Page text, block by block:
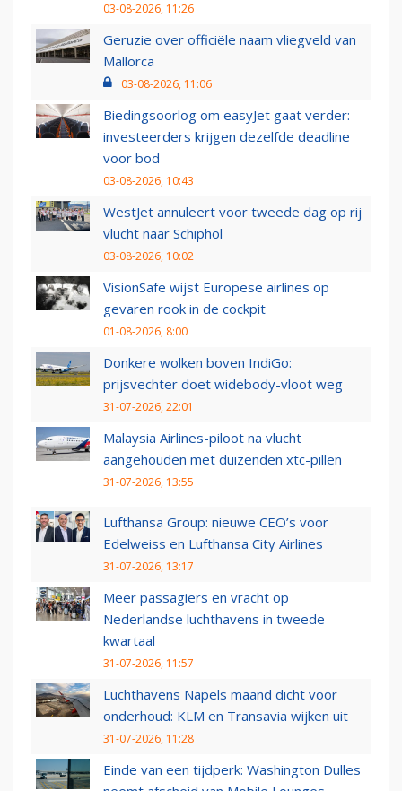
03-08-2026, 11:26
Geruzie over officiële naam vliegveld van
Mallorca
03-08-2026, 11:06
Biedingsoorlog om easyJet gaat verder:
investeerders krijgen dezelfde deadline
voor bod
03-08-2026, 10:43
WestJet annuleert voor tweede dag op rij
vlucht naar Schiphol
03-08-2026, 10:02
VisionSafe wijst Europese airlines op
gevaren rook in de cockpit
01-08-2026, 8:00
Donkere wolken boven IndiGo:
prijsvechter doet widebody-vloot weg
31-07-2026, 22:01
Malaysia Airlines-piloot na vlucht
aangehouden met duizenden xtc-pillen
31-07-2026, 13:55
Lufthansa Group: nieuwe CEO’s voor
Edelweiss en Lufthansa City Airlines
31-07-2026, 13:17
Meer passagiers en vracht op
Nederlandse luchthavens in tweede
kwartaal
31-07-2026, 11:57
Luchthavens Napels maand dicht voor
onderhoud: KLM en Transavia wijken uit
31-07-2026, 11:28
Einde van een tijdperk: Washington Dulles